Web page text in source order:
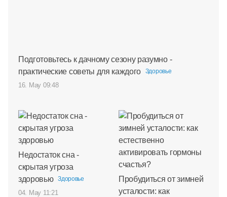
Подготовьтесь к дачному сезону разумно -
практические советы для каждого
Здоровье
16. May 09:48
Недостаток сна -
скрытая угроза
здоровью
Здоровье
04. May 11:21
Пробудиться от зимней
усталости: как